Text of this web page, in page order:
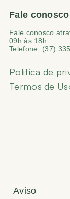
Fale conosco
Fale conosco
09h às 18h.
Telefone: (37)
Politica de
Termos de
Aviso